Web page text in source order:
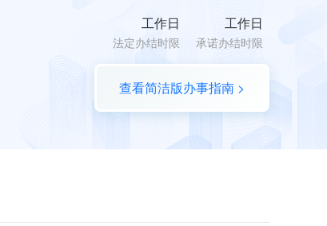
工作日
法定办结时限
工作日
承诺办结时限
查看简洁版办事指南 >